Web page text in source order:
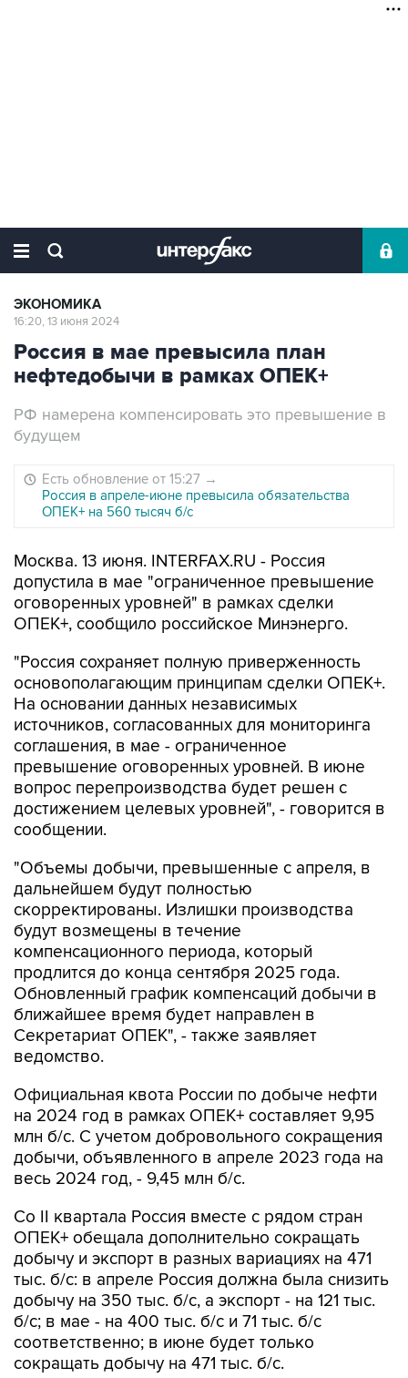
ЭКОНОМИКА
16:20, 13 июня 2024
Россия в мае превысила план
нефтедобычи в рамках ОПЕК+
РФ намерена компенсировать это превышение в
будущем
Есть обновление от 15:27 →
Россия в апреле-июне превысила обязательства
ОПЕК+ на 560 тысяч б/с
Москва. 13 июня. INTERFAX.RU - Россия
допустила в мае "ограниченное превышение
оговоренных уровней" в рамках сделки
ОПЕК+, сообщило российское Минэнерго.
"Россия сохраняет полную приверженность
основополагающим принципам сделки ОПЕК+.
На основании данных независимых
источников, согласованных для мониторинга
соглашения, в мае - ограниченное
превышение оговоренных уровней. В июне
вопрос перепроизводства будет решен с
достижением целевых уровней", - говорится в
сообщении.
"Объемы добычи, превышенные с апреля, в
дальнейшем будут полностью
скорректированы. Излишки производства
будут возмещены в течение
компенсационного периода, который
продлится до конца сентября 2025 года.
Обновленный график компенсаций добычи в
ближайшее время будет направлен в
Секретариат ОПЕК", - также заявляет
ведомство.
Официальная квота России по добыче нефти
на 2024 год в рамках ОПЕК+ составляет 9,95
млн б/с. С учетом добровольного сокращения
добычи, объявленного в апреле 2023 года на
весь 2024 год, - 9,45 млн б/с.
Со II квартала Россия вместе с рядом стран
ОПЕК+ обещала дополнительно сокращать
добычу и экспорт в разных вариациях на 471
тыс. б/с: в апреле Россия должна была снизить
добычу на 350 тыс. б/с, а экспорт - на 121 тыс.
б/с; в мае - на 400 тыс. б/с и 71 тыс. б/с
соответственно; в июне будет только
сокращать добычу на 471 тыс. б/с.